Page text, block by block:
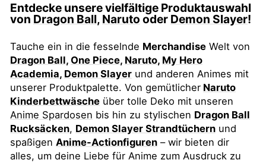
Entdecke unsere vielfältige Produktauswahl
von Dragon Ball, Naruto oder Demon Slayer!
Tauche ein in die fesselnde Merchandise Welt von
Dragon Ball, One Piece, Naruto, My Hero
Academia, Demon Slayer und anderen Animes mit
unserer Produktpalette. Von gemütlicher Naruto
Kinderbettwäsche über tolle Deko mit unseren
Anime Spardosen bis hin zu stylischen Dragon Ball
Rucksäcken, Demon Slayer Strandtüchern und
spaßigen Anime-Actionfiguren – wir bieten dir
alles, um deine Liebe für Anime zum Ausdruck zu